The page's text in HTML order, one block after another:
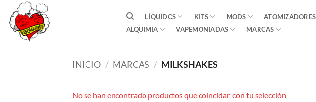
Saltar
contenido
LÍQUIDOS KITS MODS ATOMIZADORES
ALQUIMIA
VAPEMONIADAS MARCAS
INICIO / MARCAS / MILKSHAKES
No se han encontrado productos que coincidan con tu selección.